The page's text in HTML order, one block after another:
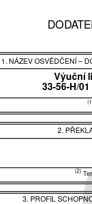
1. NÁZEV OSVĚDČENÍ –
Výuční
33-56-H/
2.
(2)
3. PROFIL